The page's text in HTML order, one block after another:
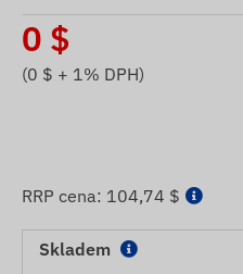
0 $
(0 $ + 1% DPH)
RRP cena: 104,74 $
Skladem